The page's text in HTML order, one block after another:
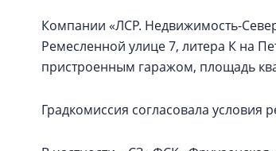
Компании «ЛСР. Недвижимость-
Ремесленной улице 7, литера К на
пристроенным гаражом, площадь
Градкомиссия согласовала